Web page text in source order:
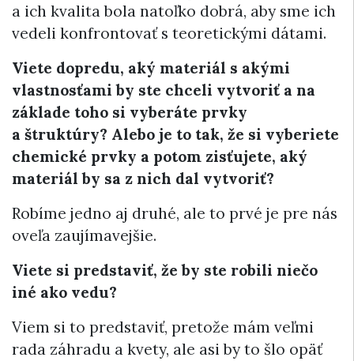
a ich kvalita bola natoľko dobrá, aby sme ich
vedeli konfrontovať s teoretickými dátami.
Viete dopredu, aký materiál s akými
vlastnosťami by ste chceli vytvoriť a na
základe toho si vyberáte prvky
a štruktúry? Alebo je to tak, že si vyberiete
chemické prvky a potom zisťujete, aký
materiál by sa z nich dal vytvoriť?
Robíme jedno aj druhé, ale to prvé je pre nás
oveľa zaujímavejšie.
Viete si predstaviť, že by ste robili niečo
iné ako vedu?
Viem si to predstaviť, pretože mám veľmi
rada záhradu a kvety, ale asi by to šlo opäť